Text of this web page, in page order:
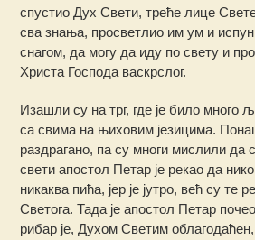
спустио Дух Свети, треће лице
сва знања, просветлио им ум и
снагом, да могу да иду по свету и
Христа Господа васкрслог.
Изашли су на трг, где је било много
са свима на њиховим језицима.
раздрагано, па су многи мислили да
свети апостол Петар је рекао да
никаква пића, јер је јутро, већ су те
Светога. Тада је апостол Петар
рибар је, Духом Светим